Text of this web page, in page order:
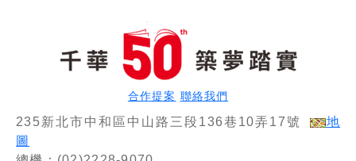
捷運／普
考／四等
普考／各
類特考）
文、法律
常識、企
學概要)
合作提案 聯絡我們
235新北市中和區中山路三段136巷10弄17號
地
圖